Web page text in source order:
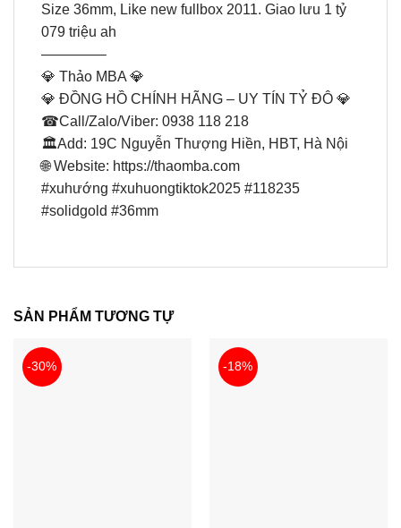
Size 36mm, Like new fullbox 2011. Giao lưu 1 tỷ
079 triệu ah
————–
💎 Thảo MBA 💎
💎 ĐỒNG HỒ CHÍNH HÃNG – UY TÍN TỶ ĐÔ 💎
☎Call/Zalo/Viber: 0938 118 218
🏛Add: 19C Nguyễn Thượng Hiền, HBT, Hà Nội
🌐 Website: https://thaomba.com
#xuhướng #xuhuongtiktok2025 #118235
#solidgold #36mm
SẢN PHẨM TƯƠNG TỰ
-30% -18%